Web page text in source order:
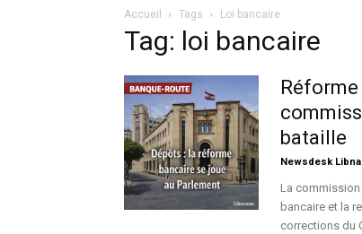
Accueil Tags Loi bancaire
Tag: loi bancaire
bataille
Newsdesk
La
bancaire et la
corrections du